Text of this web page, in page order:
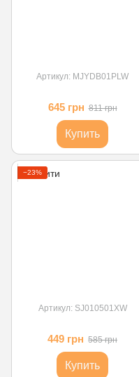
Артикул: MJYDB01PLW
645 грн 811 грн
Купить
−23%
Артикул: SJ010501XW
449 грн 585 грн
Купить